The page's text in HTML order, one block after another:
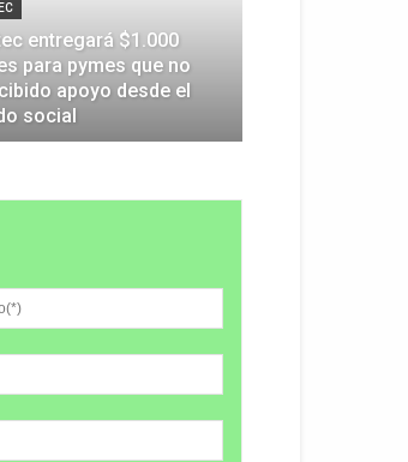
entregará $1.000
para pymes que no
apoyo desde el
social